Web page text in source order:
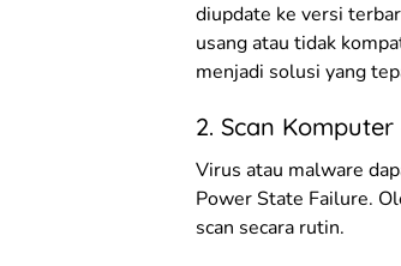
diupdate ke versi
usang atau tidak
menjadi solusi yang
2. Scan
Virus atau malware
Power State Failure.
scan secara rutin.